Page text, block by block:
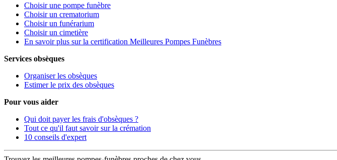
Choisir une pompe funèbre
Choisir un crematorium
Choisir un funérarium
Choisir un cimetière
En savoir plus sur la certification Meilleures Pompes Funèbres
Services obsèques
Organiser les obsèques
Estimer le prix des obsèques
Pour vous aider
Qui doit payer les frais d'obsèques ?
Tout ce qu'il faut savoir sur la crémation
10 conseils d'expert